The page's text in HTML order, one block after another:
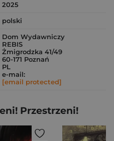
2025
polski
Dom Wydawniczy
REBIS
Żmigrodzka 41/49
60-171 Poznań
PL
e-mail:
[email protected]
Przestrzeni!